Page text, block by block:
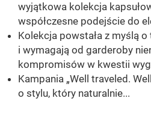
wyjątkowa kolekcja
współczesne podejście do
Kolekcja powstała z myślą
i wymagają od garderoby
kompromisów w kwestii
Kampania „Well traveled.
o stylu, który naturalnie...